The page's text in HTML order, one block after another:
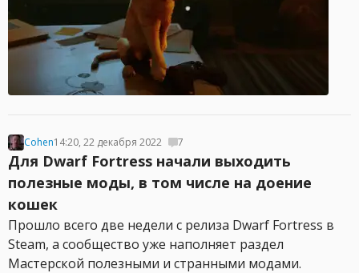
Cohen14:20, 22 декабря 2022 7
Для Dwarf Fortress начали выходить
полезные моды, в том числе на доение
кошек
Прошло всего две недели с релиза Dwarf Fortress в
Steam, а сообщество уже наполняет раздел
Мастерской полезными и странными модами.